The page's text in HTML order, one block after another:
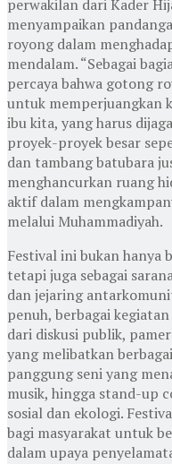
perwakilan dari Kader
menyampaikan
royong dalam
mendalam. “Sebagai
percaya bahwa gotong
untuk memperjuangkan
ibu kita, yang harus
proyek-proyek besar
dan tambang batubara
menghancurkan ruang
aktif dalam
melalui Muhammadiyah.
Festival ini bukan hanya
tetapi juga sebagai
dan jejaring
penuh, berbagai
dari diskusi publik,
yang melibatkan
panggung seni yang
musik, hingga stand-up
sosial dan ekologi.
bagi masyarakat untuk
dalam upaya